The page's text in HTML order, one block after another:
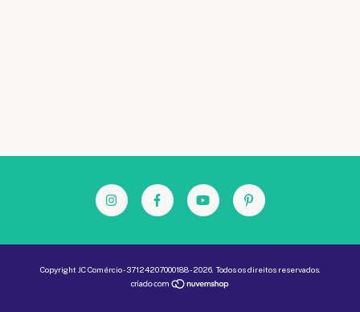
Copyright JC Comércio - 37124207000188 - 2026. Todos os direitos reservados.